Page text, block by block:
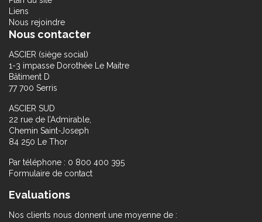
Liens
Nous rejoindre
Nous contacter
ASCIER (siège social)
1-3 impasse Dorothée Le Maitre
Bâtiment D
77 700 Serris
ASCIER SUD
22 rue de l’Admirable,
Chemin Saint-Joseph
84 250 Le Thor
Par téléphone : 0 800 400 395
Formulaire de contact
Evaluations
Nos clients nous donnent une moyenne de :